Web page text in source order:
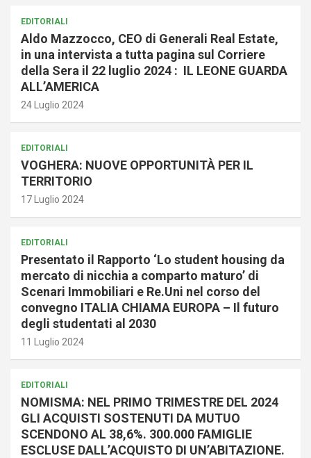
EDITORIALI
Aldo Mazzocco, CEO di Generali Real Estate,
in una intervista a tutta pagina sul Corriere
della Sera il 22 luglio 2024 : IL LEONE GUARDA
ALL’AMERICA
24 Luglio 2024
EDITORIALI
VOGHERA: NUOVE OPPORTUNITÀ PER IL
TERRITORIO
17 Luglio 2024
EDITORIALI
Presentato il Rapporto ‘Lo student housing da
mercato di nicchia a comparto maturo’ di
Scenari Immobiliari e Re.Uni nel corso del
convegno ITALIA CHIAMA EUROPA – Il futuro
degli studentati al 2030
11 Luglio 2024
EDITORIALI
NOMISMA: NEL PRIMO TRIMESTRE DEL 2024
GLI ACQUISTI SOSTENUTI DA MUTUO
SCENDONO AL 38,6%. 300.000 FAMIGLIE
ESCLUSE DALL’ACQUISTO DI UN’ABITAZIONE.